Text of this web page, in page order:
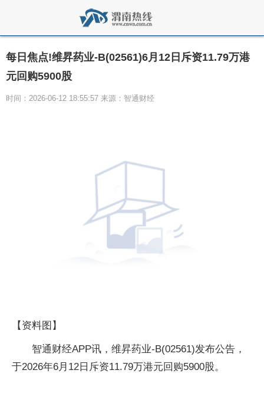
每日焦点!维昇药业-B(02561)6月12日斥资11.79万港
元回购5900股
时间：2026-06-12 18:55:57 来源：智通财经
【资料图】
智通财经APP讯，维昇药业-B(02561)发布公告，
于2026年6月12日斥资11.79万港元回购5900股。